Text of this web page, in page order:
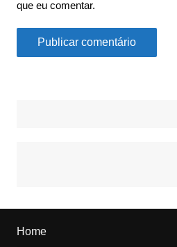
que eu comentar.
Home